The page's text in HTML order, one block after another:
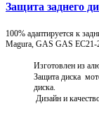
Защита заднего
100% адаптируется к
Magura, GAS GAS EC21-
Изготовлен из
Защита диска
диска.
Дизайн и